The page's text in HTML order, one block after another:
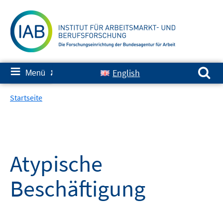
zum
Inhalt
≡ Menü ✘ English
Suchen nach:
Startseite
Atypische
Beschäftigung